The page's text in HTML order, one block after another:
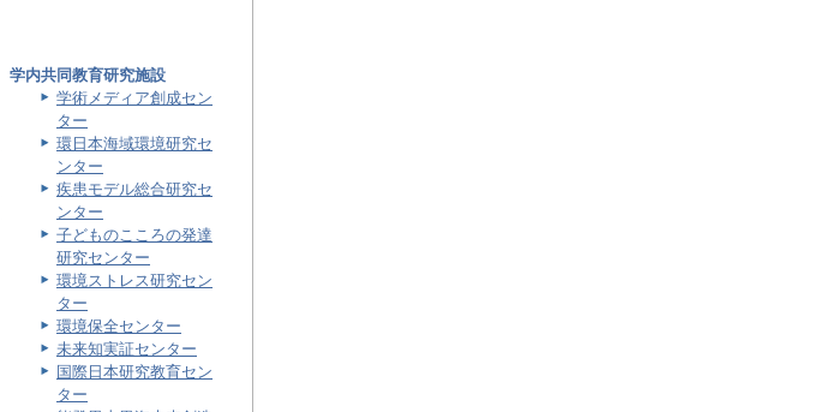
学内共同教育研究施設
学術メディア創成セン
ター
環日本海域環境研究セ
ンター
疾患モデル総合研究セ
ンター
子どものこころの発達
研究センター
環境ストレス研究セン
ター
環境保全センター
未来知実証センター
国際日本研究教育セン
ター